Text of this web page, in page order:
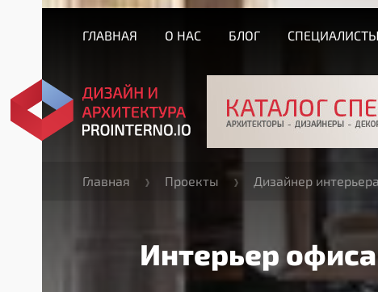
ГЛАВНАЯ О НАС БЛОГ СПЕЦИАЛИСТЫ
Главная Проекты Дизайнер интерьера
Интерьер